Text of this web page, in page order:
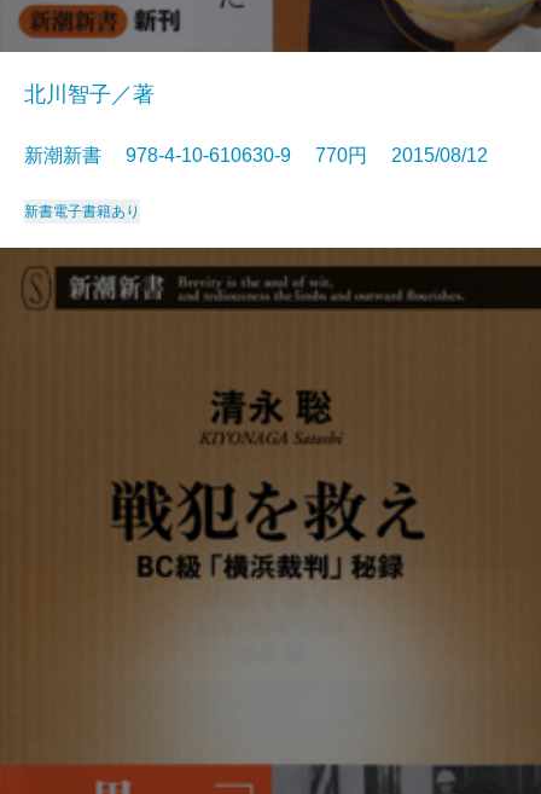
北川智子／著
新潮新書 978-4-10-610630-9 770円 2015/08/12
新書電子書籍あり